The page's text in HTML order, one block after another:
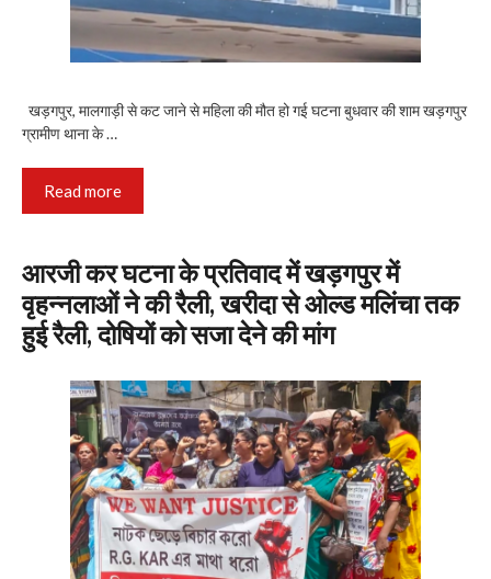
खड़गपुर, मालगाड़ी से कट जाने से महिला की मौत हो गई घटना बुधवार की शाम खड़गपुर
ग्रामीण थाना के …
Read more
आरजी कर घटना के प्रतिवाद में खड़गपुर में
वृहन्नलाओं ने की रैली, खरीदा से ओल्ड मलिंचा तक
हुई रैली, दोषियों को सजा देने की मांग